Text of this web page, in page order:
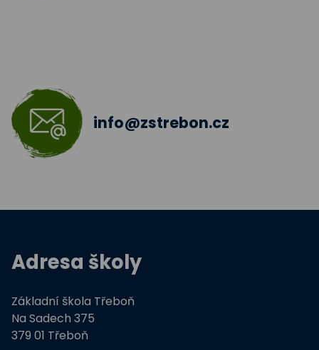
Šablony II.
Šablony 2016
Celé Česko čte dětem
Moderní technologie ve výuce
ZŠ Třeboň, Na Sadech jede do E
Tvořivá dílna žáků ZŠ Třeboň
info@zstrebon.cz
Adresa školy
Základní škola Třeboň
Na Sadech 375
379 01 Třeboň